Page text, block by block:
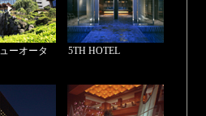
ーオータ
5TH HOTEL